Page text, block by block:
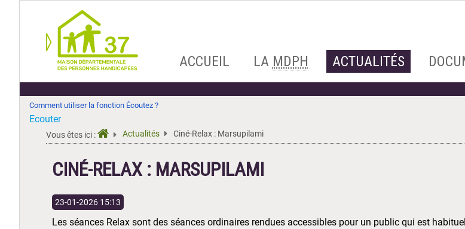
AllerACCUEIL LA MDPH ACTUALITÉS
Comment utiliser la fonction Écoutez ?
Ecouter
Vous êtes ici : Actualités Ciné-Relax : Marsupilami
CINÉ-RELAX : MARSUPILAMI
23-01-2026 15:13
Les séances Relax sont des séances ordinaires rendues accessibles pour un public qui est